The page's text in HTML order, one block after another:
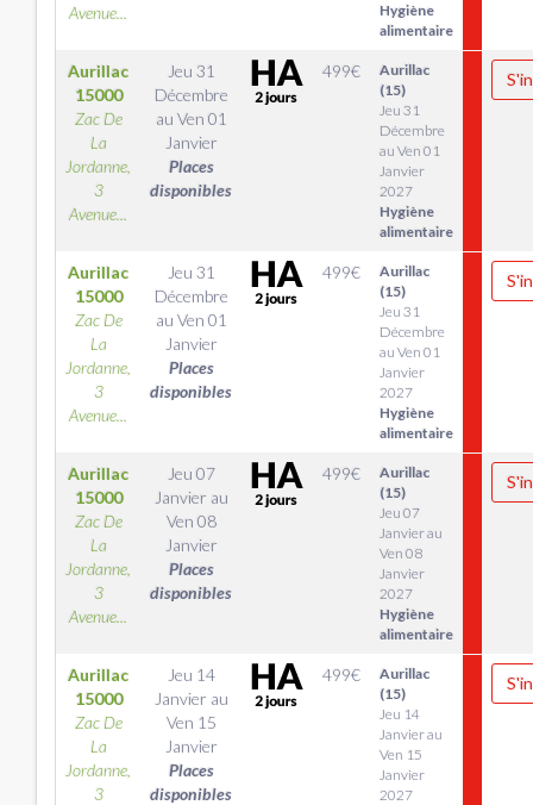
Avenue...
Hygiène
alimentaire
Aurillac
15000
Zac De
La
Jordanne,
3
Avenue...
Jeu 31
Décembre
au Ven 01
Janvier
Places
disponibles
499€
Aurillac
(15)
Jeu 31
Décembre
au Ven 01
Janvier
2027
Hygiène
alimentaire
Aurillac
15000
Zac De
La
Jordanne,
3
Avenue...
Jeu 31
Décembre
au Ven 01
Janvier
Places
disponibles
499€
Aurillac
(15)
Jeu 31
Décembre
au Ven 01
Janvier
2027
Hygiène
alimentaire
Aurillac
15000
Zac De
La
Jordanne,
3
Avenue...
Jeu 07
Janvier au
Ven 08
Janvier
Places
disponibles
499€
Aurillac
(15)
Jeu 07
Janvier au
Ven 08
Janvier
2027
Hygiène
alimentaire
Aurillac
15000
Zac De
La
Jordanne,
3
Jeu 14
Janvier au
Ven 15
Janvier
Places
disponibles
499€
Aurillac
(15)
Jeu 14
Janvier au
Ven 15
Janvier
2027